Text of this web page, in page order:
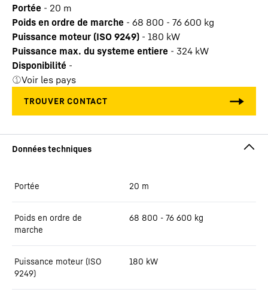
Portée - 20 m
Poids en ordre de marche - 68 800 - 76 600 kg
Puissance moteur (ISO 9249) - 180 kW
Puissance max. du systeme entiere - 324 kW
Disponibilité -
Voir les pays
Portée 20 m
Poids en ordre de
marche
68 800 - 76 600 kg
Puissance moteur (ISO
9249)
180 kW